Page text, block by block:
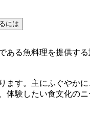
には
ある魚料理を提供す
ます。主にふぐやか
験したい食文化の